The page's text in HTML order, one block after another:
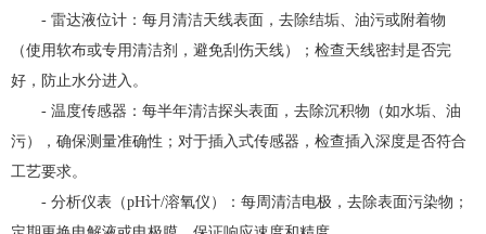
- 雷达液位计：每月清洁天线表面，去除结垢、油污或附着物
（使用软布或专用清洁剂，避免刮伤天线）；检查天线密封是否完
好，防止水分进入。
- 温度传感器：每半年清洁探头表面，去除沉积物（如水垢、油
污），确保测量准确性；对于插入式传感器，检查插入深度是否符合
工艺要求。
- 分析仪表（pH计/溶氧仪）：每周清洁电极，去除表面污染物；